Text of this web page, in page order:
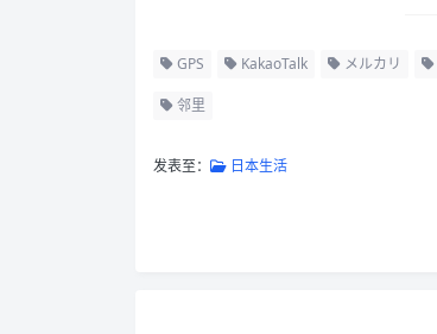
GPS KakaoTalk メルカリ
邻里
发表至： 日本生活